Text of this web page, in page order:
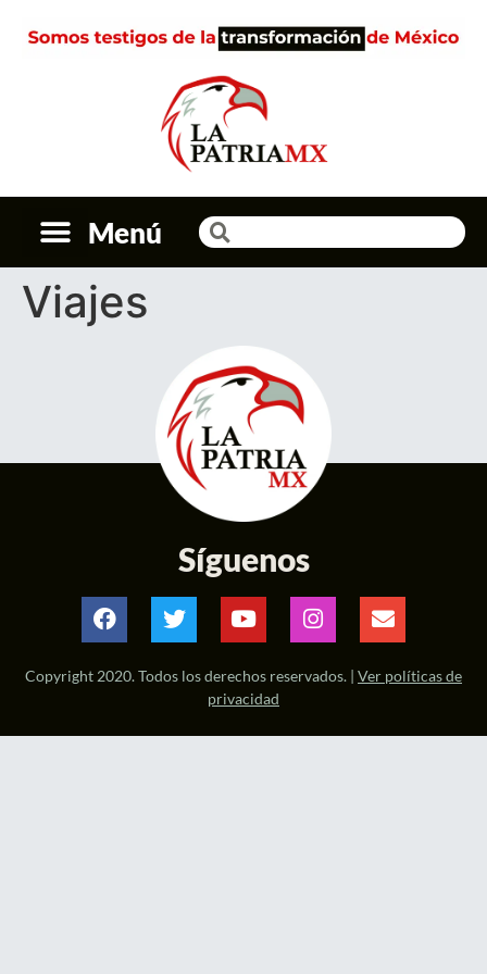
Menú
Viajes
Síguenos
Copyright 2020. Todos los derechos reservados. | Ver políticas de
privacidad